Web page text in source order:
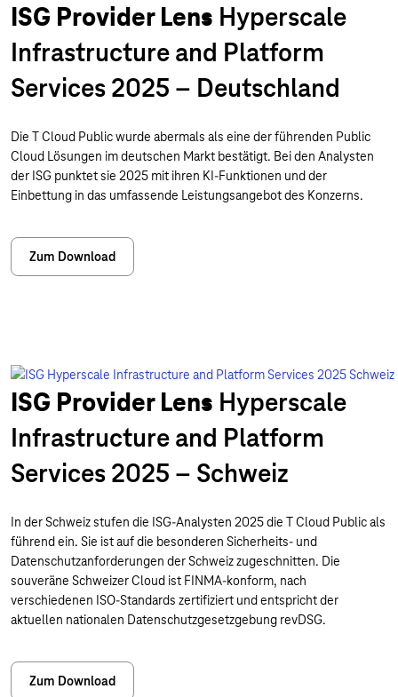
ISG Provider Lens Hyperscale
Infrastructure and Platform
Services 2025 – Deutschland
Die T Cloud Public wurde abermals als eine der führenden Public
Cloud Lösungen im deutschen Markt bestätigt. Bei den Analysten
der ISG punktet sie 2025 mit ihren KI-Funktionen und der
Einbettung in das umfassende Leistungsangebot des Konzerns.
Zum Download
ISG Provider Lens Hyperscale
Infrastructure and Platform
Services 2025 – Schweiz
In der Schweiz stufen die ISG-Analysten 2025 die T Cloud Public als
führend ein. Sie ist auf die besonderen Sicherheits- und
Datenschutzanforderungen der Schweiz zugeschnitten. Die
souveräne Schweizer Cloud ist FINMA-konform, nach
verschiedenen ISO-Standards zertifiziert und entspricht der
aktuellen nationalen Datenschutzgesetzgebung revDSG.
Zum Download